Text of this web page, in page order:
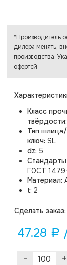
Класс
твёрдости:
Тип
ключ: SL
dz: 5
Стандарты
ГОСТ
Материал:
t: 2
Cделать заказ:
47.28 a
- +
*Производитель
дилера менять,
производства.
офертой